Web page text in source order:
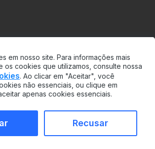
em nosso site. Para informações mais
os cookies que utilizamos, consulte nossa
. Ao clicar em "Aceitar", você
não essenciais, ou clique em
apenas cookies essenciais.
Recusar